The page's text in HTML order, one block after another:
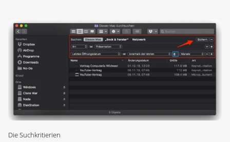
Die Suchkritierien